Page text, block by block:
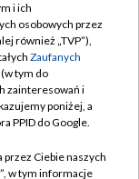
i ich
osobowych przez
również „TVP”),
Zaufanych
tym do
zainteresowań i
poniżej, a
PPID do Google.
Ciebie naszych
w tym informacje